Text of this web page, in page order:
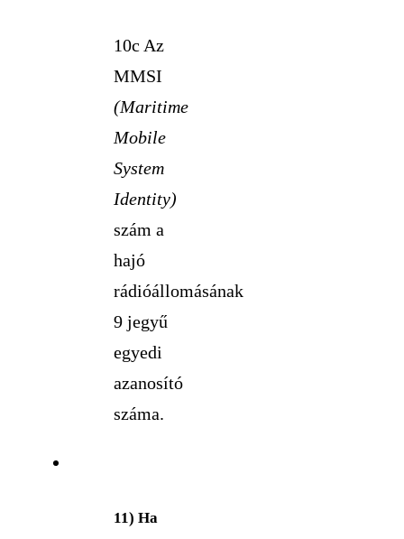
10c Az
MMSI
(Maritime
Mobile
System
Identity)
szám a
hajó
rádióállomásának
9 jegyű
egyedi
azanosító
száma.
11) Ha